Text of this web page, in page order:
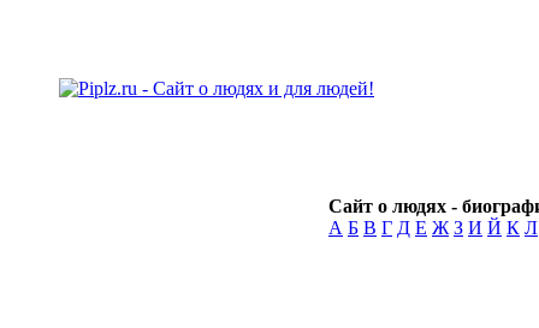
Сайт о людях -
А Б В Г Д Е Ж З И Й К Л